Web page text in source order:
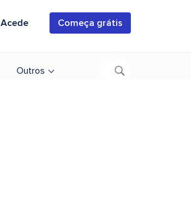
Acede Começa grátis
Outros